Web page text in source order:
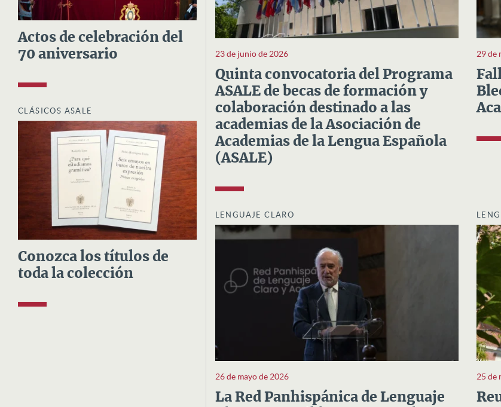
Actos de celebración del
70 aniversario
CLÁSICOS ASALE
Conozca los títulos de
toda la colección
23 de junio de 2026
Quinta convocatoria del Programa
ASALE de becas de formación y
colaboración destinado a las
academias de la Asociación de
Academias de la Lengua Española
(ASALE)
29 de
LENGUAJE CLARO
26 de mayo de 2026
La Red Panhispánica de Lenguaje
25 de